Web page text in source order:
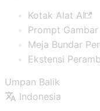
Kotak Alat AI
Prompt Gambar
Meja Bundar
Ekstensi
Umpan Balik
Indonesia